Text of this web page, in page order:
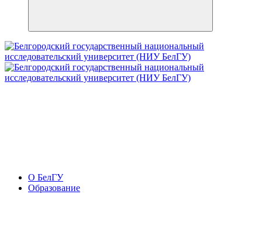
О БелГУ
Образование